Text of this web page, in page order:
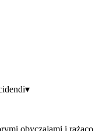
▾
obyczajami i rażąco